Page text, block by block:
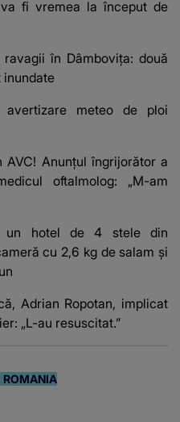
fi vremea la început de
în Dâmbovița: două
inundate
meteo de ploi
Anunțul îngrijorător a
oftalmolog: „M-am
un hotel de 4 stele din
cu 2,6 kg de salam și
Adrian Ropotan, implicat
„L-au resuscitat.”
ROMANIA